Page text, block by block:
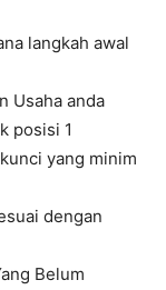
langkah awal
Usaha anda
posisi 1
yang minim
dengan
Belum